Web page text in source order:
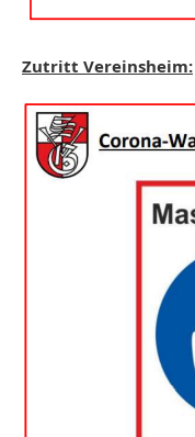
Zutritt Vereinsheim: